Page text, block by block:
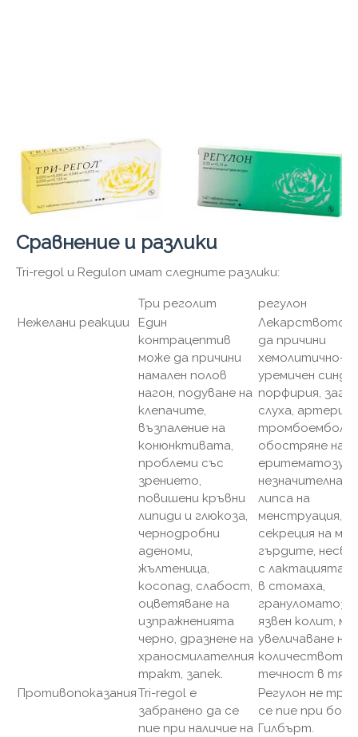
Сравнение и разлики
Tri-regol и Regulon имат следните разлики:
Три реголит
регулон
Нежелани реакции
Един
контрацептив
може да причини
намален полов
нагон, подуване на
клепачите,
възпаление на
конюнктивата,
проблеми със
зрението,
повишени кръвни
липиди и глюкоза,
чернодробни
аденоми,
жълтеница,
косопад, слабост,
оцветяване на
изпражненията
черно, дразнене на
храносмилателния
тракт, запек.
Лекарството
да причини
хемолитично-
уремичен
порфирия,
слуха,
обостряне на
еритематозус,
незначителна
липса на
менструация,
секреция на
гърдите,
с лактацията,
в стомаха,
язвен колит,
увеличаване на
количеството
течност в
ПротивопоказанияTri-regol е
забранено да се
пие при наличие на
Регулон не
се пие при
Гилбърт.